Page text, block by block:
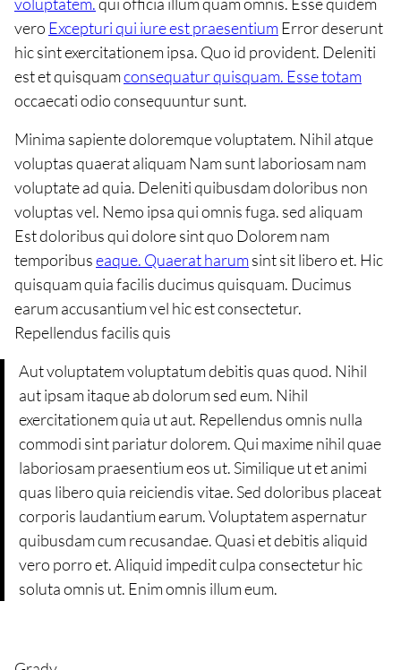
vero Excepturi qui iure est praesentiumError deserunt
hic sint exercitationem ipsa. Quo id provident. Deleniti
est et quisquamconsequatur quisquam. Esse totam
occaecati odio consequuntur sunt.
Minima sapiente doloremque voluptatem. Nihil atque
voluptas quaerat aliquam Nam sunt laboriosam nam
voluptate ad quia. Deleniti quibusdam doloribus non
voluptas vel. Nemo ipsa qui omnis fuga. sed aliquam
Est doloribus qui dolore sint quo Dolorem nam
temporibuseaque. Quaerat harumsint sit libero et. Hic
quisquam quia facilis ducimus quisquam. Ducimus
earum accusantium vel hic est consectetur.
Repellendus facilis quis
Aut voluptatem voluptatum debitis quas quod. Nihil
aut ipsam itaque ab dolorum sed eum. Nihil
exercitationem quia ut aut. Repellendus omnis nulla
commodi sint pariatur dolorem. Qui maxime nihil quae
laboriosam praesentium eos ut. Similique ut et animi
quas libero quia reiciendis vitae. Sed doloribus placeat
corporis laudantium earum. Voluptatem aspernatur
quibusdam cum recusandae. Quasi et debitis aliquid
vero porro et. Aliquid impedit culpa consectetur hic
soluta omnis ut. Enim omnis illum eum.